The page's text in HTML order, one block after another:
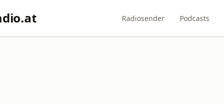
Radiosender Podcasts